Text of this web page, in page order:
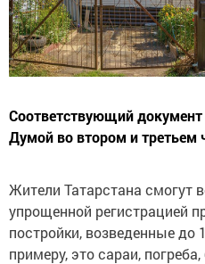
Соответствующий документ
Думой во втором и третьем
Жители Татарстана смогут
упрощенной регистрацией
постройки, возведенные до
примеру, это сараи,